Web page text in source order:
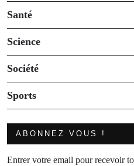
Santé
Science
Société
Sports
ABONNEZ VOUS !
Entrer votre email pour recevoir